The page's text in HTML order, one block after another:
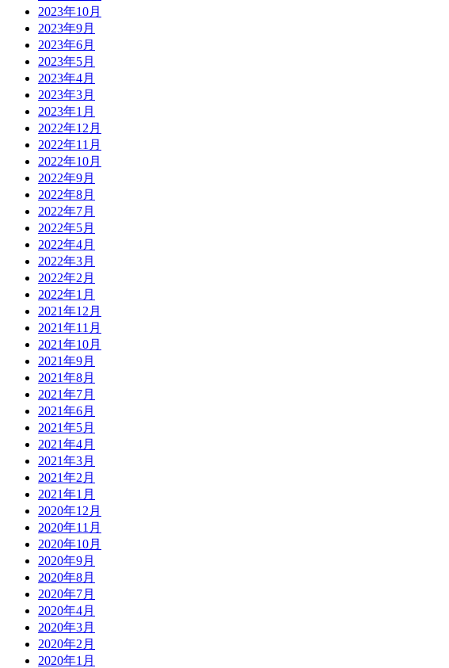
2023年10月
2023年9月
2023年6月
2023年5月
2023年4月
2023年3月
2023年1月
2022年12月
2022年11月
2022年10月
2022年9月
2022年8月
2022年7月
2022年5月
2022年4月
2022年3月
2022年2月
2022年1月
2021年12月
2021年11月
2021年10月
2021年9月
2021年8月
2021年7月
2021年6月
2021年5月
2021年4月
2021年3月
2021年2月
2021年1月
2020年12月
2020年11月
2020年10月
2020年9月
2020年8月
2020年7月
2020年4月
2020年3月
2020年2月
2020年1月